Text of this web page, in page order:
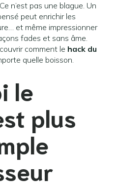
n’est pas une blague. Un
peut enrichir les
et même impressionner
fades et sans âme.
comment le hack du
quelle boisson.
le
plus